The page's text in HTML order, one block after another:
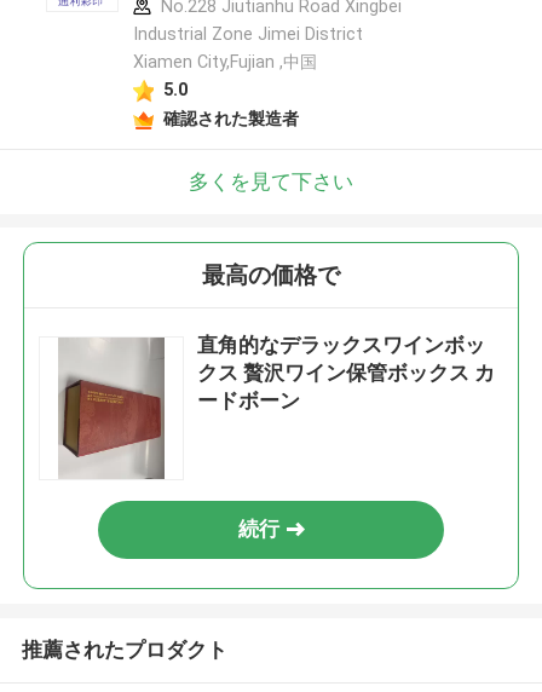
No.228 Jiutianhu Road Xingbei
Industrial Zone Jimei District
Xiamen City,Fujian ,中国
5.0
確認された製造者
多くを見て下さい
最高の価格で
直角的なデラックスワインボッ
クス 贅沢ワイン保管ボックス カ
ードボーン
続行
推薦されたプロダクト